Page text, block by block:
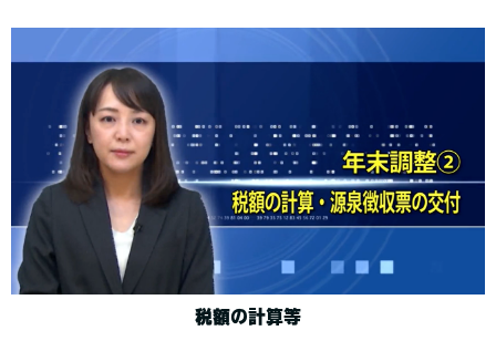
税額の計算等